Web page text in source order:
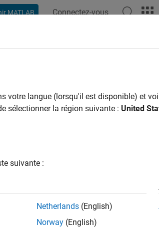
MATLAB Connectez-vous
How useful was this information?
votre langue (lorsqu'il est disponible) et
sélectionner la région suivante : United
suivante :
Netherlands (English)
Norway (English)